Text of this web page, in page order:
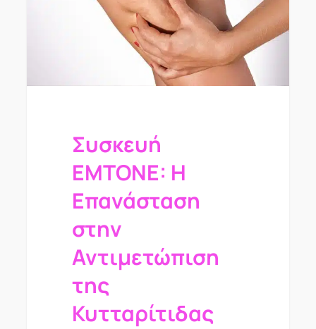
Συσκευή
EMTONE: Η
Επανάσταση
στην
Αντιμετώπιση
της
Κυτταρίτιδας